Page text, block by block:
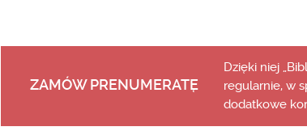
ZAMÓW PRENUMERATĘ
Dzięki niej
regularnie, w
dodatkowe